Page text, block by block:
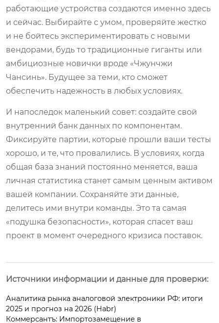
работающие устройства создаются именно здесь
и сейчас. Выбирайте с умом, проверяйте жестко
и не бойтесь экспериментировать с новыми
вендорами, будь то традиционные гиганты или
амбициозные новички вроде «Чжунчжи
Чансинь». Будущее за теми, кто сможет
обеспечить надежность в любых условиях.
И напоследок маленький совет: создайте свой
внутренний банк данных по компонентам.
Фиксируйте партии, которые прошли ваши тесты
хорошо, и те, что провалились. В условиях, когда
общая база знаний постоянно меняется, ваша
личная статистика станет самым ценным активом
вашей компании. Сохраняйте эти данные,
делитесь ими внутри команды. Это та самая
«подушка безопасности», которая спасет ваш
проект в момент очередного кризиса поставок.
Источники информации и данные для проверки:
Аналитика рынка аналоговой электроники РФ: итоги
2025 и прогноз на 2026 (Habr)
Коммерсантъ: Импортозамещение в